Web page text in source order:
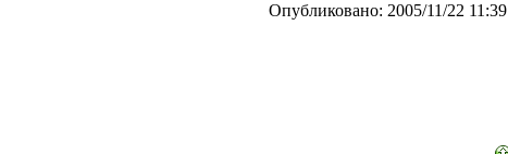
Опубликовано: 2005/11/22 11:39